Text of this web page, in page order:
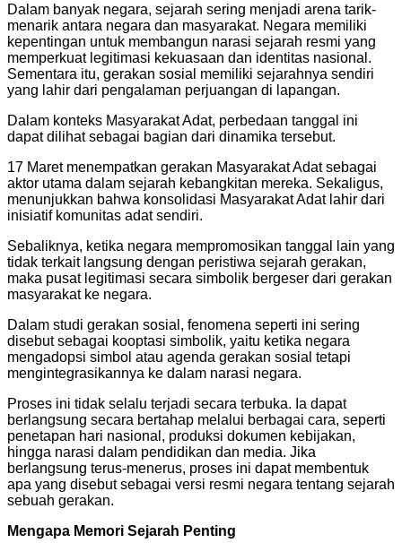
Dalam banyak negara, sejarah sering menjadi arena tarik-
menarik antara negara dan masyarakat. Negara memiliki
kepentingan untuk membangun narasi sejarah resmi yang
memperkuat legitimasi kekuasaan dan identitas nasional.
Sementara itu, gerakan sosial memiliki sejarahnya sendiri
yang lahir dari pengalaman perjuangan di lapangan.
Dalam konteks Masyarakat Adat, perbedaan tanggal ini
dapat dilihat sebagai bagian dari dinamika tersebut.
17 Maret menempatkan gerakan Masyarakat Adat sebagai
aktor utama dalam sejarah kebangkitan mereka. Sekaligus,
menunjukkan bahwa konsolidasi Masyarakat Adat lahir dari
inisiatif komunitas adat sendiri.
Sebaliknya, ketika negara mempromosikan tanggal lain yang
tidak terkait langsung dengan peristiwa sejarah gerakan,
maka pusat legitimasi secara simbolik bergeser dari gerakan
masyarakat ke negara.
Dalam studi gerakan sosial, fenomena seperti ini sering
disebut sebagai kooptasi simbolik, yaitu ketika negara
mengadopsi simbol atau agenda gerakan sosial tetapi
mengintegrasikannya ke dalam narasi negara.
Proses ini tidak selalu terjadi secara terbuka. Ia dapat
berlangsung secara bertahap melalui berbagai cara, seperti
penetapan hari nasional, produksi dokumen kebijakan,
hingga narasi dalam pendidikan dan media. Jika
berlangsung terus-menerus, proses ini dapat membentuk
apa yang disebut sebagai versi resmi negara tentang sejarah
sebuah gerakan.
Mengapa Memori Sejarah Penting